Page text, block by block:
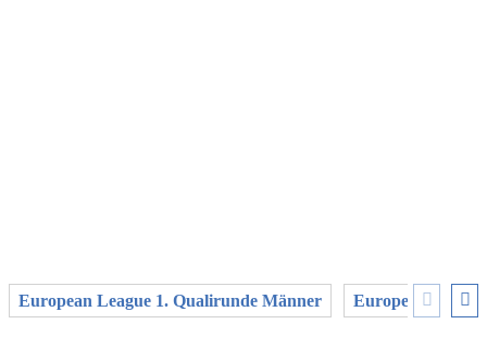
European League 1. Qualirunde Männer European